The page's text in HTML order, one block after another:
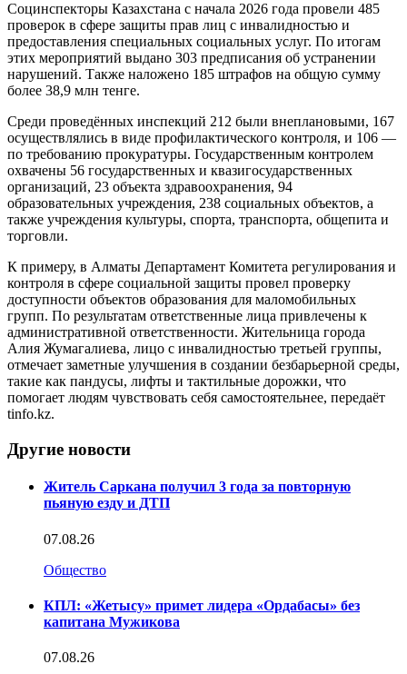
Социнспекторы Казахстана с начала 2026 года провели 485
проверок в сфере защиты прав лиц с инвалидностью и
предоставления специальных социальных услуг. По итогам
этих мероприятий выдано 303 предписания об устранении
нарушений. Также наложено 185 штрафов на общую сумму
более 38,9 млн тенге.
Среди проведённых инспекций 212 были внеплановыми, 167
осуществлялись в виде профилактического контроля, и 106 —
по требованию прокуратуры. Государственным контролем
охвачены 56 государственных и квазигосударственных
организаций, 23 объекта здравоохранения, 94
образовательных учреждения, 238 социальных объектов, а
также учреждения культуры, спорта, транспорта, общепита и
торговли.
К примеру, в Алматы Департамент Комитета регулирования и
контроля в сфере социальной защиты провел проверку
доступности объектов образования для маломобильных
групп. По результатам ответственные лица привлечены к
административной ответственности. Жительница города
Алия Жумагалиева, лицо с инвалидностью третьей группы,
отмечает заметные улучшения в создании безбарьерной среды,
такие как пандусы, лифты и тактильные дорожки, что
помогает людям чувствовать себя самостоятельнее, передаёт
tinfo.kz.
Другие новости
Житель Саркана получил 3 года за повторную
пьяную езду и ДТП
07.08.26
Общество
КПЛ: «Жетысу» примет лидера «Ордабасы» без
капитана Мужикова
07.08.26